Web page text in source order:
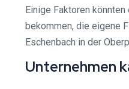
Einige Faktoren
bekommen, die eigene
Eschenbach in der
Unternehmen